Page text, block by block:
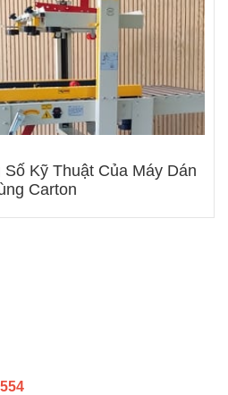
Kỹ Thuật Của Máy Dán
Carton